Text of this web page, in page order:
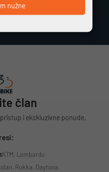
član
i ekskluzivne ponude.
KTM, Lombardo
Rukka, Daytona
nužne